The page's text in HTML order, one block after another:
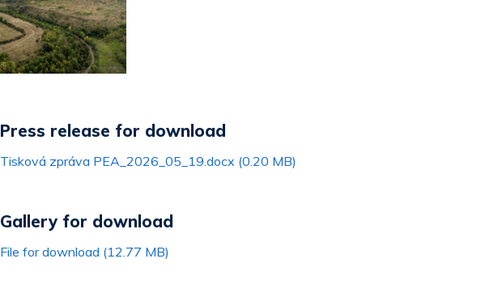
Press release for download
Tisková zpráva PEA_2026_05_19.docx (0.20 MB)
Gallery for download
File for download (12.77 MB)